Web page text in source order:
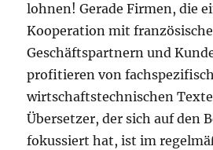
lohnen! Gerade Firmen, die
Kooperation mit
Geschäftspartnern und
profitieren von
wirtschaftstechnischen
Übersetzer, der sich auf den
fokussiert hat, ist im